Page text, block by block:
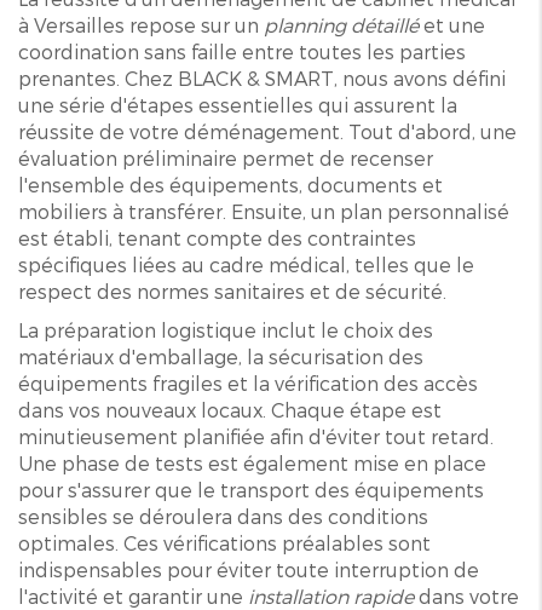
à Versailles repose sur un planning détailléet une
coordination sans faille entre toutes les parties
prenantes. Chez BLACK & SMART, nous avons défini
une série d'étapes essentielles qui assurent la
réussite de votre déménagement. Tout d'abord, une
évaluation préliminaire permet de recenser
l'ensemble des équipements, documents et
mobiliers à transférer. Ensuite, un plan personnalisé
est établi, tenant compte des contraintes
spécifiques liées au cadre médical, telles que le
respect des normes sanitaires et de sécurité.
La préparation logistique inclut le choix des
matériaux d'emballage, la sécurisation des
équipements fragiles et la vérification des accès
dans vos nouveaux locaux. Chaque étape est
minutieusement planifiée afin d'éviter tout retard.
Une phase de tests est également mise en place
pour s'assurer que le transport des équipements
sensibles se déroulera dans des conditions
optimales. Ces vérifications préalables sont
indispensables pour éviter toute interruption de
l'activité et garantir une installation rapidedans votre